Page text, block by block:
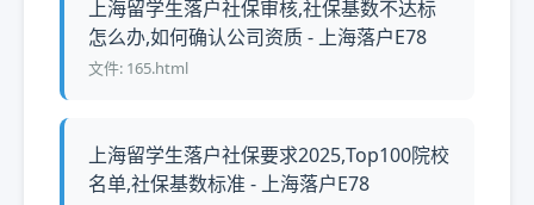
上海留学生落户社保审核,社保基数不达标
怎么办,如何确认公司资质 - 上海落户E78
文件: 165.html
上海留学生落户社保要求2025,Top100院校
名单,社保基数标准 - 上海落户E78